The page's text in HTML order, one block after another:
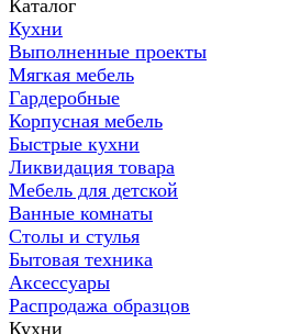
Каталог
Кухни
Выполненные проекты
Мягкая мебель
Гардеробные
Корпусная мебель
Быстрые кухни
Ликвидация товара
Мебель для детской
Ванные комнаты
Столы и стулья
Бытовая техника
Аксессуары
Распродажа образцов
Кухни